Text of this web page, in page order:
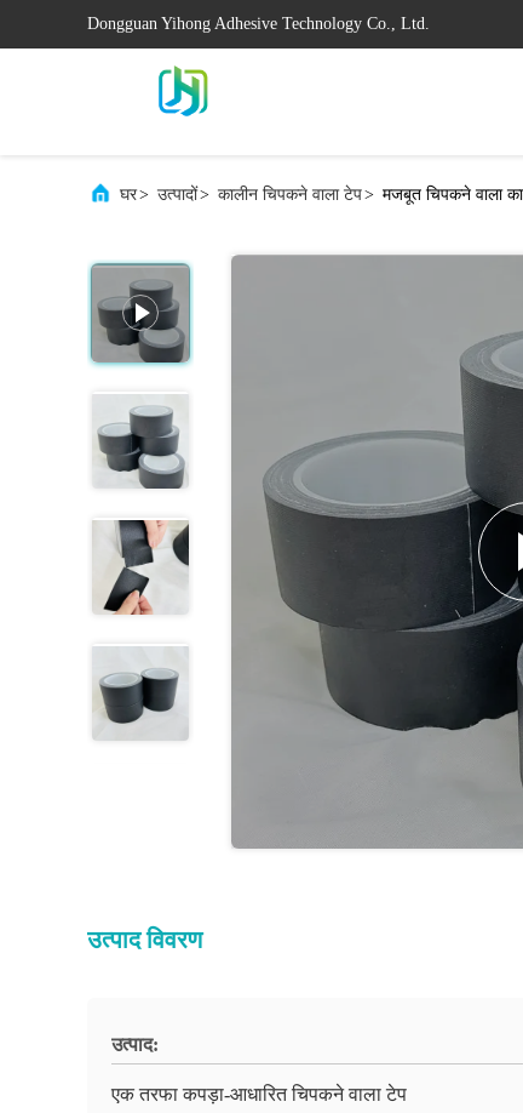
Dongguan Yihong Adhesive Technology Co., Ltd.
घर> उत्पादों> कालीन चिपकने वाला टेप> मजबूत चिपकने वाला
उत्पाद विवरण
उत्पाद:
एक तरफा कपड़ा-आधारित चिपकने वाला टेप